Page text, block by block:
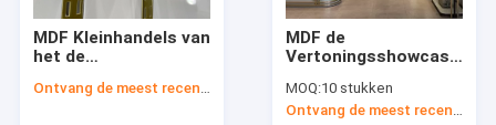
MDF Kleinhandels van
het de
van de Zakopslag van
Ontvang de meest recente Prijs
MDF de
Vertoningsshowcases
voor Winkelcomplex
MOQ:10 stukken